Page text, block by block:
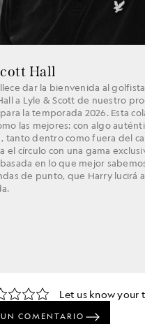
Hall
dar la bienvenida al
a Lyle & Scott de nuestro
la temporada 2026. Esta
las mejores: con algo
, tanto dentro como fuera del
el círculo con una gama
en lo que mejor
de punto, que Harry lucirá